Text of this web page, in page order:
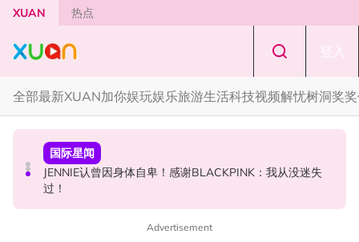
Skip to main content
XUAN 热点
登入
全部最新XUAN加你娱玩娱乐旅游生活科技视频解忧树洞奖
中港台新
高海宁马国明新剧被指抄袭韩剧！女主角患癌造型几乎一
模一样
中港台新
网传周杰伦有私生子！杰威尔怒发声明：纯属恶意造谣！
国际星闻
JENNIE认曾因身体自卑！感谢BLACKPINK：我从没迷失
过！
Advertisement